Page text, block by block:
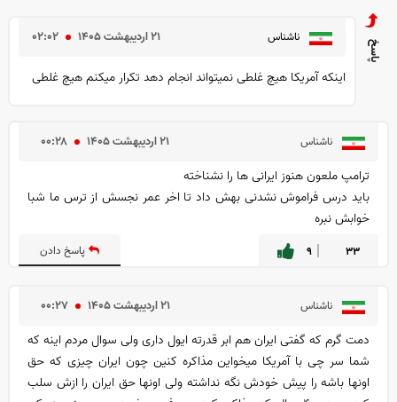
ناشناس ۰۲:۰۲ ۲۱ ارديبهشت ۱۴۰۵
اینکه آمریکا هیچ غلطی نمیتواند انجام دهد تکرار میکنم هیچ غلطی
ناشناس ۰۰:۲۸ ۲۱ ارديبهشت ۱۴۰۵
ترامپ ملعون هنوز ایرانی ها را نشناخته
باید درس فراموش نشدنی بهش داد تا اخر عمر نجسش از ترس ما شبا
خوابش نبره
۳۳ ۹ پاسخ دادن
ناشناس ۰۰:۲۷ ۲۱ ارديبهشت ۱۴۰۵
دمت گرم که گفتی ایران هم ابر قدرته ایول داری ولی سوال مردم اینه که
شما سر چی با آمریکا میخواین مذاکره کنین چون ایران چیزی که حق
اونها باشه را پیش خودش نگه نداشته ولی اونها حق ایران را ازش سلب